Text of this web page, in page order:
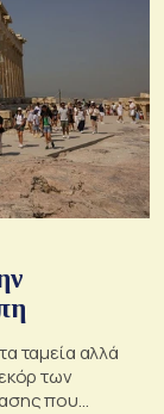
ταμεία αλλά
των
που